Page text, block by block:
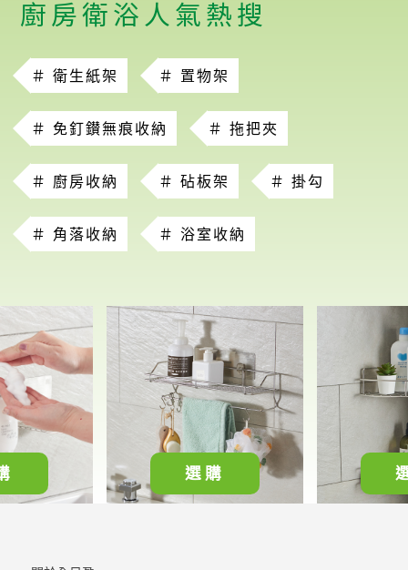
廚房衛浴人氣熱搜
＃ 衛生紙架 ＃ 置物架
＃ 免釘鑚無痕收納 ＃ 拖把夾
＃ 廚房收納 ＃ 砧板架 ＃ 掛勾
＃ 角落收納 ＃ 浴室收納
選購